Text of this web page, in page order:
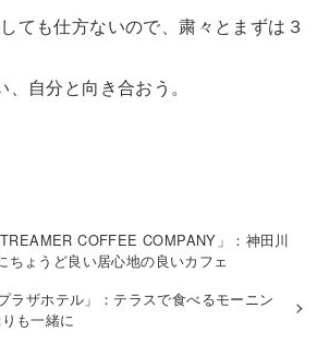
ても仕方ないので、粛々とまずは３
自分と向き合おう。
COFFEE COMPANY」：神田川
ちょうど良い居心地の良いカフェ
ラザホテル」：テラスで食べるモーニン
も一緒に